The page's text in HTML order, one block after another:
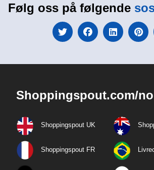
Følg oss på følgende
Shoppingspout.com/no
Shoppingspout UK
Shoppingspout FR